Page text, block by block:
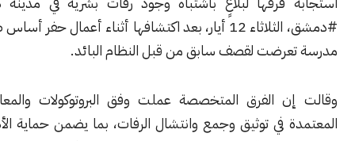
#دمشق، الثلاثاء 12 أيار، بعد اكتشافها أثناء أعمال حفر أساس ضمن موقع
لقصف سابق من قبل النظام البائد.
الفرق المتخصصة عملت وفق البروتوكولات والمعايير المهنية
في توثيق وجمع وانتشال الرفات، بما يضمن حماية الأدلة واحترام